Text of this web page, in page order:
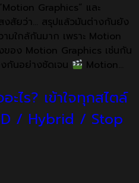
Graphics” และ
งสัยว่า… สรุปแล้วมันต่างกันยัง
มใกล้กันมาก เพราะ Motion
อง Motion Graphics เช่นกัน
กันอย่างชัดเจน
Motion…
ไร? เข้าใจทุกสไตล์
/ Hybrid / Stop